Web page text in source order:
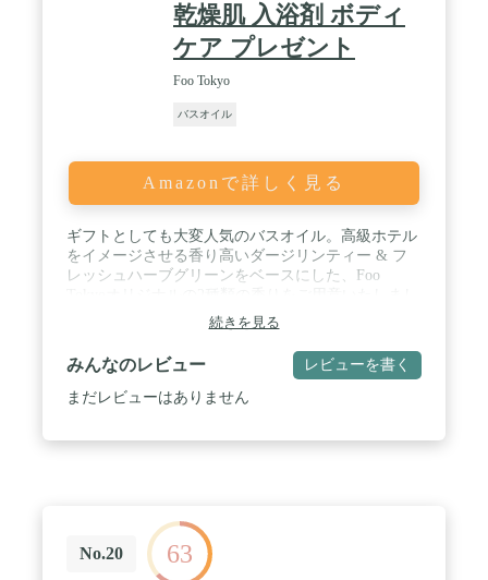
乾燥肌 入浴剤 ボディ
ケア プレゼント
Foo Tokyo
バスオイル
Amazonで詳しく見る
ギフトとしても大変人気のバスオイル。高級ホテル
をイメージさせる香り高いダージリンティー & フ
レッシュハーブグリーンをベースにした、Foo
た。 / Luxe Flower：ジャスミンの香り 浴槽にオイ
ルを垂らした瞬間、華やかで甘いジャスミンの花の
香りが広がり、ラグジュアリーなバスタイムを演出
します。 / Dreaming Aroma：フレッシュアロマの香
り トップノートにみずみずしくフレッシュなシト
お湯表面に薄く広げていきます。お風呂から上がる
と同時に、お湯表面に広がったオイルが肌に薄い保
湿膜を作ります。お好みでそのまま洗い流さず、マ
続きを見る
みんなのレビュー レビューを書く
まだレビューはありません
No.20 63